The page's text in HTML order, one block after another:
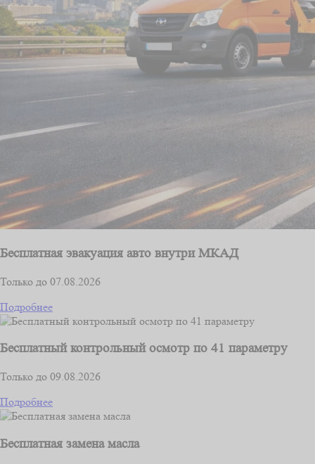
Бесплатная эвакуация авто внутри МКАД
Только до 07.08.2026
Подробнее
Бесплатный контрольный осмотр по 41 параметру
Только до 09.08.2026
Подробнее
Бесплатная замена масла